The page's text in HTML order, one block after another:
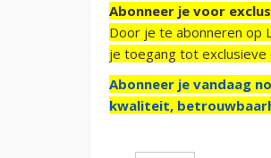
Abonneer je voor
Door je te abonneren op
je toegang tot
Abonneer je vandaag
kwaliteit,